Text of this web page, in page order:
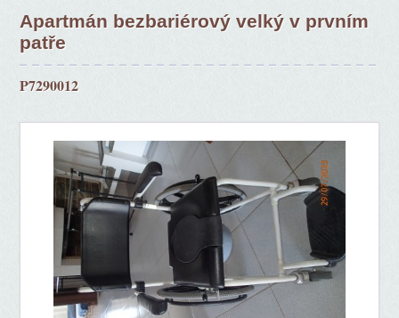
Apartmán bezbariérový velký v prvním
patře
P7290012